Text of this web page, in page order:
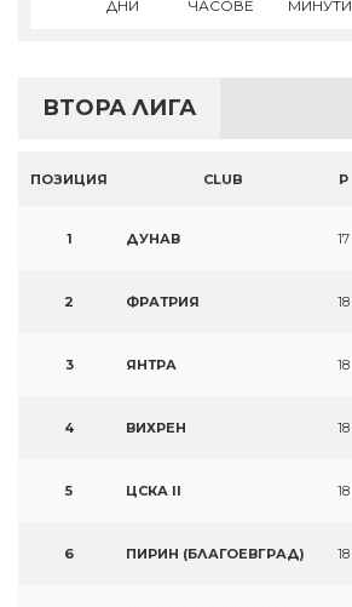
ДНИ ЧАСОВЕ МИНУТИ
ВТОРА ЛИГА
ПОЗИЦИЯ CLUB P
1 ДУНАВ 17
2 ФРАТРИЯ 18
3 ЯНТРА 18
4 ВИХРЕН 18
5 ЦСКА II 18
6 ПИРИН (БЛАГОЕВГРАД) 18